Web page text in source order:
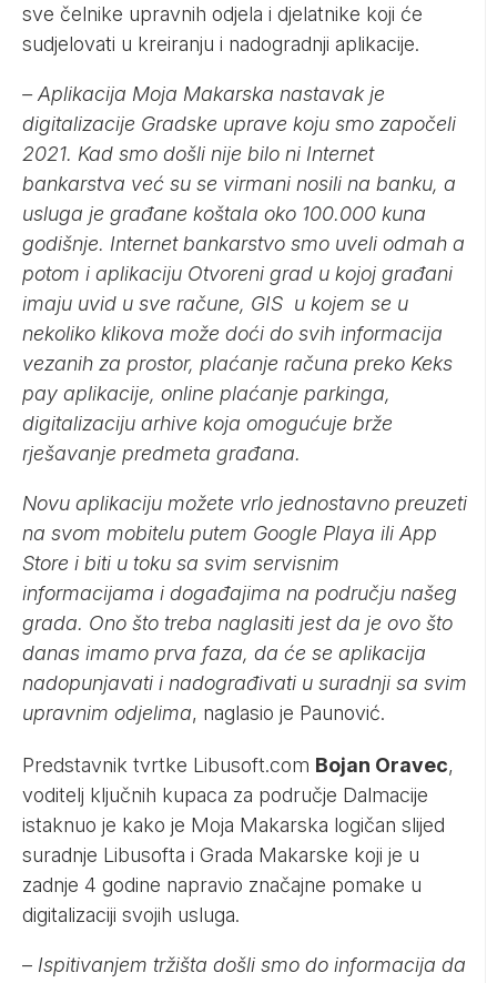
sve čelnike upravnih odjela i djelatnike koji će
sudjelovati u kreiranju i nadogradnji aplikacije.
– Aplikacija Moja Makarska nastavak je
digitalizacije Gradske uprave koju smo započeli
2021. Kad smo došli nije bilo ni Internet
bankarstva već su se virmani nosili na banku, a
usluga je građane koštala oko 100.000 kuna
godišnje. Internet bankarstvo smo uveli odmah a
potom i aplikaciju Otvoreni grad u kojoj građani
imaju uvid u sve račune, GIS u kojem se u
nekoliko klikova može doći do svih informacija
vezanih za prostor, plaćanje računa preko Keks
pay aplikacije, online plaćanje parkinga,
digitalizaciju arhive koja omogućuje brže
rješavanje predmeta građana.
Novu aplikaciju možete vrlo jednostavno preuzeti
na svom mobitelu putem Google Playa ili App
Store i biti u toku sa svim servisnim
informacijama i događajima na području našeg
grada. Ono što treba naglasiti jest da je ovo što
danas imamo prva faza, da će se aplikacija
nadopunjavati i nadograđivati u suradnji sa svim
upravnim odjelima, naglasio je Paunović.
Predstavnik tvrtke Libusoft.com Bojan Oravec,
voditelj ključnih kupaca za područje Dalmacije
istaknuo je kako je Moja Makarska logičan slijed
suradnje Libusofta i Grada Makarske koji je u
zadnje 4 godine napravio značajne pomake u
digitalizaciji svojih usluga.
– Ispitivanjem tržišta došli smo do informacija da